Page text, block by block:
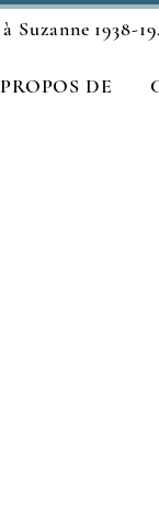
Suzanne 1938-
DE